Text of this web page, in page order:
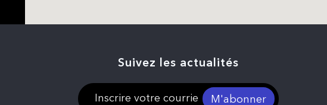
Suivez les actualités
M'abonner